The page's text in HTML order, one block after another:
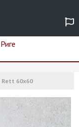
Rett 60x60